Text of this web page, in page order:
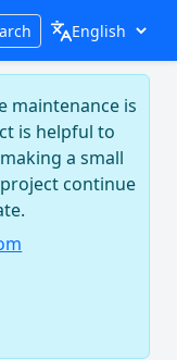
maintenance is
is helpful to
a small
continue